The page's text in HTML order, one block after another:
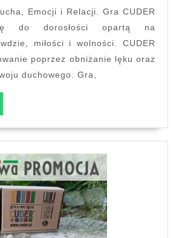
jest
jedność
pięciu
do dorosłości opartą na
miłości i wolności. CUDER
poprzez obniżanie lęku oraz
duchowego. Gra,